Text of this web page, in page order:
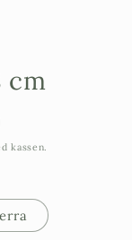
cm
kassen.